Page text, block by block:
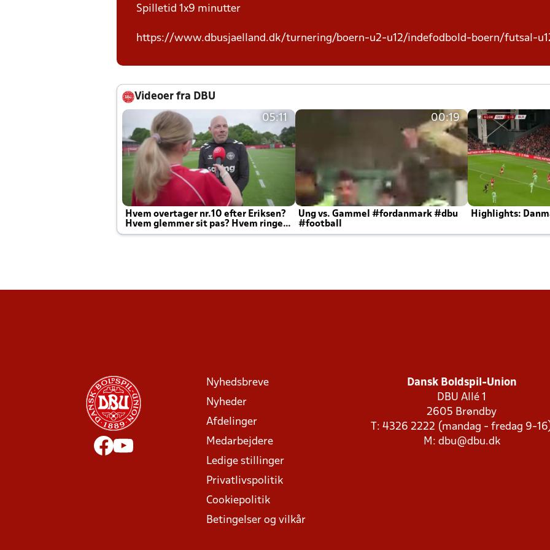
Spilletid 1x9 minutter
https://www.dbusjaelland.dk/turnering/boern-u2-u12/indefodbold-boern/futsal-
Videoer fra DBU
05:11
Hvem overtager nr.10 efter Eriksen?
Hvem glemmer sit pas? Hvem ringer
Joachim altid til efter kampe?
00:19
Ung vs. Gammel #fordanmark #dbu
#football
Highlights:
Nyhedsbreve
Nyheder
Afdelinger
Medarbejdere
Ledige stillinger
Privatlivspolitik
Cookiepolitik
Betingelser og vilkår
Dansk Boldspil-Union
DBU Allé 1
2605 Brøndby
T: 4326 2222 (mandag - fredag 9-
M: dbu@dbu.dk